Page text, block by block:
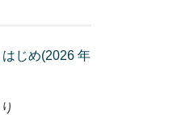
じめ(2026 年